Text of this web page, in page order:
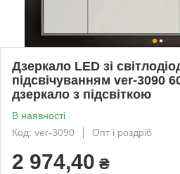
Дзеркало LED зі
підсвічуванням ver-3090
дзеркало з підсвіткою
В наявності
Код: ver-3090
Опт і роздріб
2 974,40 ₴